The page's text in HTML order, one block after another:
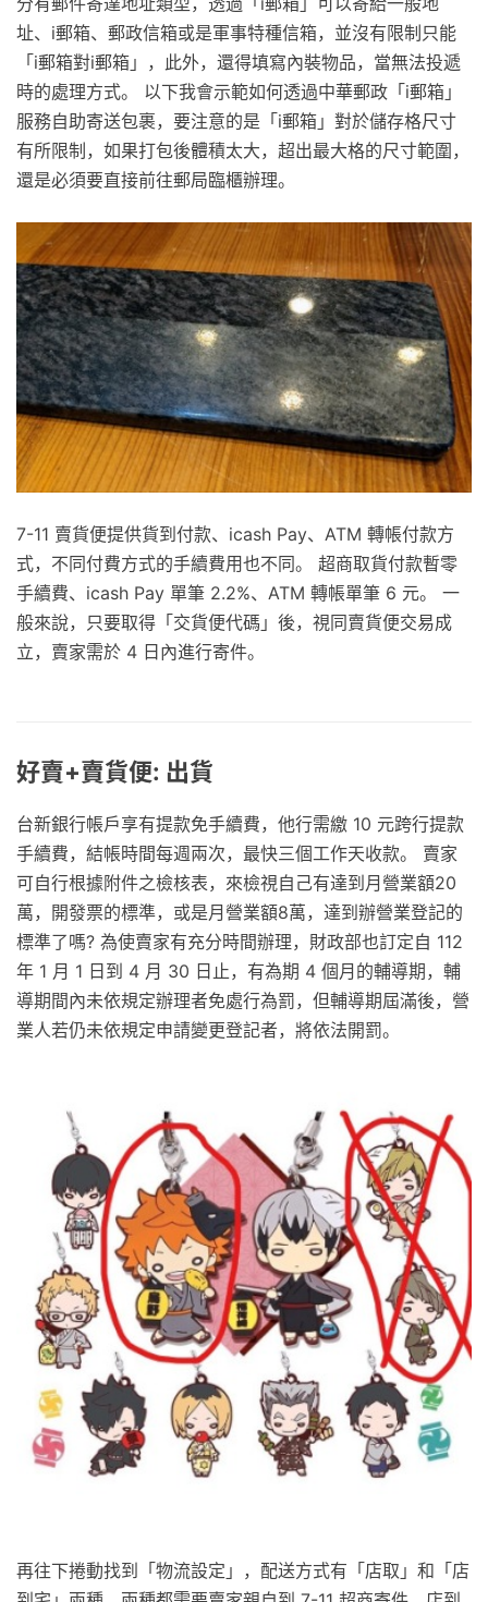
址、i郵箱、郵政信箱或是軍事特種信箱，並沒有限制只能
「i郵箱對i郵箱」，此外，還得填寫內裝物品，當無法投遞
時的處理方式。 以下我會示範如何透過中華郵政「i郵箱」
服務自助寄送包裹，要注意的是「i郵箱」對於儲存格尺寸
有所限制，如果打包後體積太大，超出最大格的尺寸範圍，
還是必須要直接前往郵局臨櫃辦理。
7-11 賣貨便提供貨到付款、icash Pay、ATM 轉帳付款方
式，不同付費方式的手續費用也不同。 超商取貨付款暫零
手續費、icash Pay 單筆 2.2%、ATM 轉帳單筆 6 元。 一
般來說，只要取得「交貨便代碼」後，視同賣貨便交易成
立，賣家需於 4 日內進行寄件。
好賣+賣貨便: 出貨
台新銀行帳戶享有提款免手續費，他行需繳 10 元跨行提款
手續費，結帳時間每週兩次，最快三個工作天收款。 賣家
可自行根據附件之檢核表，來檢視自己有達到月營業額20
萬，開發票的標準，或是月營業額8萬，達到辦營業登記的
標準了嗎? 為使賣家有充分時間辦理，財政部也訂定自 112
年 1 月 1 日到 4 月 30 日止，有為期 4 個月的輔導期，輔
導期間內未依規定辦理者免處行為罰，但輔導期屆滿後，營
業人若仍未依規定申請變更登記者，將依法開罰。
再往下捲動找到「物流設定」，配送方式有「店取」和「店